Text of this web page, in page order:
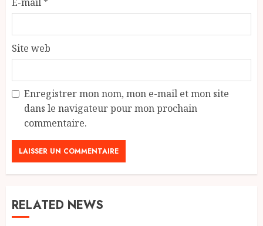
Site web
Enregistrer mon nom, mon e-mail et mon site
dans le navigateur pour mon prochain
commentaire.
RELATED NEWS